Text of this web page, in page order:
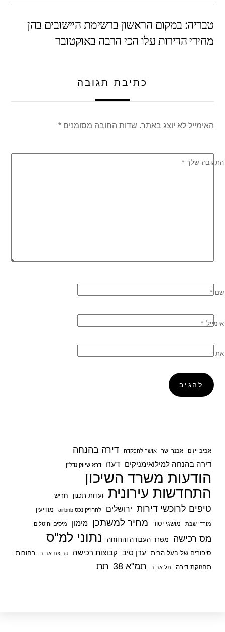
e
b
o
er
s
A
p
e
טבריה: במקום הראשון ברשימת היישובים בהן
מחירי הדירות עלו הכי הרבה באוקטובר
כתיבת תגובה
האימייל לא יוצג באתר. שדות החובה מסומנים*
התגובה שלך *
שם *
אימייל *
אתר
אביב ייזום אבנר ישר אושר להפקדה דירה בהנחה
דירה בהנחה למילואימניקים דעה דרא שיווק נדל"ן
הודעות משרד השיכון
התחדשות עירונית ועדות תכנון חריש
טיפים לרוכשי דירות ירושלים להחזיק נכס airbnb מודיעין
מורדי שבת מושגי יסוד מחיר למשתכן מימון מיסים והיטלים
מס רכישה משרד העבודה והרווחה נתוני למ"ס
סיפורים של בעל הבית ערן סיב קבוצות רכישה קבוצת אביב
רחובות
תחזוקת דירה
תל אביב תמ"א 38 תת